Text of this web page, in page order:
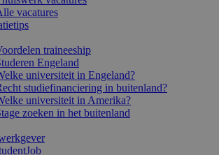
vacatures
traineeship
Engeland
universiteit in Engeland?
studiefinanciering in buitenland?
universiteit in Amerika?
zoeken in het buitenland